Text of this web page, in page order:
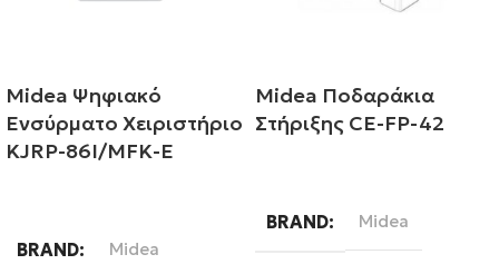
Midea Ψηφιακό
Eνσύρματο Xειριστήριο
KJRP-86I/MFK-E
BRAND Midea
Midea Ποδαράκια
Στήριξης CE-FP-42
BRAND Midea